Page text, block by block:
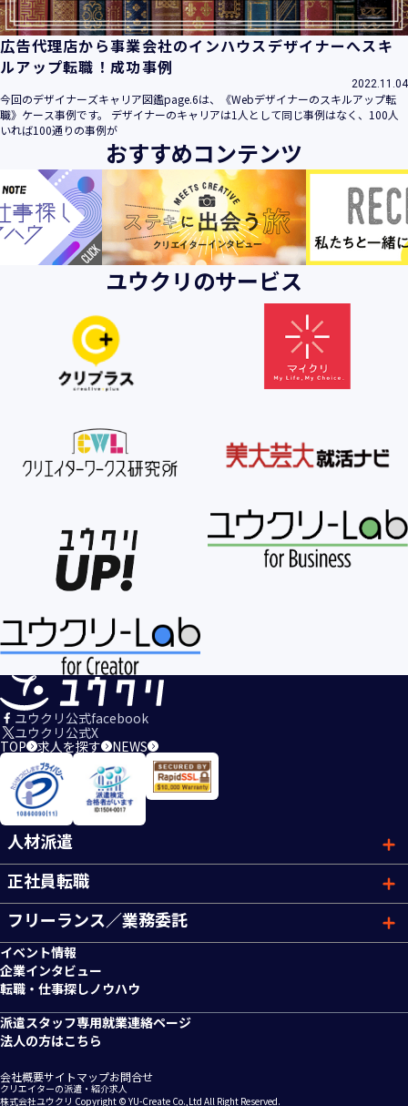
広告代理店から事業会社のインハウスデザイナーへスキ
ルアップ転職！成功事例
2022.11.04
今回のデザイナーズキャリア図鑑page.6は、《Webデザイナーのスキルアップ転
職》ケース事例です。 デザイナーのキャリアは1人として同じ事例はなく、100人
いれば100通りの事例が
おすすめコンテンツ
ユウクリのサービス
ユウクリ公式facebook
ユウクリ公式X
TOP 求人を探す NEWS
人材派遣
正社員転職
フリーランス／業務委託
イベント情報
企業インタビュー
転職・仕事探しノウハウ
派遣スタッフ専用就業連絡ページ
法人の方はこちら
会社概要サイトマップお問合せ
クリエイターの派遣・紹介求人
株式会社ユウクリ Copyright © YU-Create Co.,Ltd All Right Reserved.